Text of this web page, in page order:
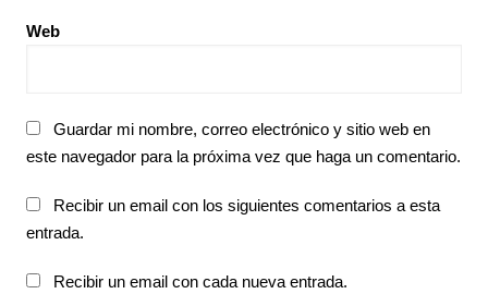
Web
Guardar mi nombre, correo electrónico y sitio web en
este navegador para la próxima vez que haga un comentario.
Recibir un email con los siguientes comentarios a esta
entrada.
Recibir un email con cada nueva entrada.